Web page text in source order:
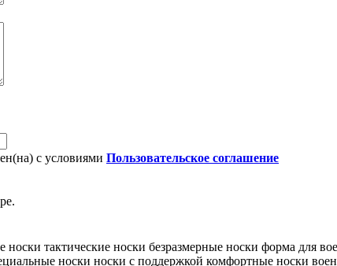
с условиями Пользовательское соглашение
носки тактические носки безразмерные носки форма для
носки носки с поддержкой комфортные носки